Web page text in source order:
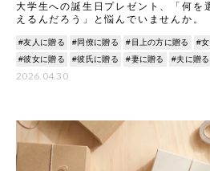
大学生への誕生日プレゼント、「何を
えるんだろう」と悩んでいませんか。
うし
#友人に贈る #同僚に贈る #目上の方に贈る #
#彼女に贈る
#彼氏に贈る #妻に贈る #夫に贈る
2026.04.30